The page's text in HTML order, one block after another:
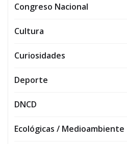
Congreso Nacional
Cultura
Curiosidades
Deporte
DNCD
Ecológicas / Medioambiente